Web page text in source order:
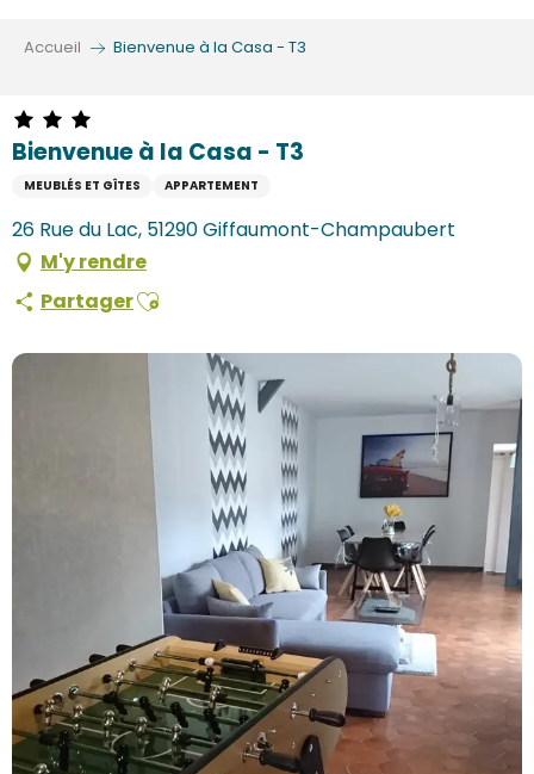
Accueil Bienvenue à la Casa - T3
Bienvenue à la Casa - T3
MEUBLÉS ET GÎTES APPARTEMENT
26 Rue du Lac, 51290 Giffaumont-Champaubert
M'y rendre
PartagerAjouter aux favoris